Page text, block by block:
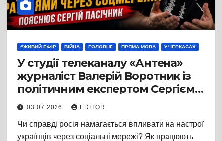
#ЖИВИЙ ЕФІР ВІЙНА ГОЛОВНЕ ПРЯМА МОВА У ЧЕРКАСАХ
У студії телеканалу «Антена»
журналіст Валерій Воротник із
політичним експертом Сергієм
Пасічником аналізують сучасну
інформаційну війну, яку росія
веде проти України
03.07.2026 EDITOR
Чи справді росія намагається впливати на настрої
українців через соціальні мережі? Як працюють